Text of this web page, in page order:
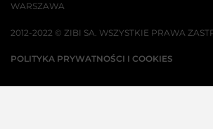
WARSZAWA
2012-2022 © ZIBI SA. WSZYSTKIE PRAWA
POLITYKA PRYWATNOŚCI I COOKIES